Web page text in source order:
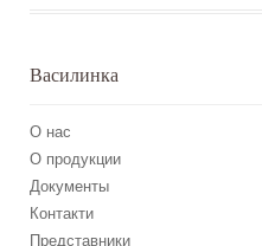
Василинка
О нас
О продукции
Документы
Контакти
Представники